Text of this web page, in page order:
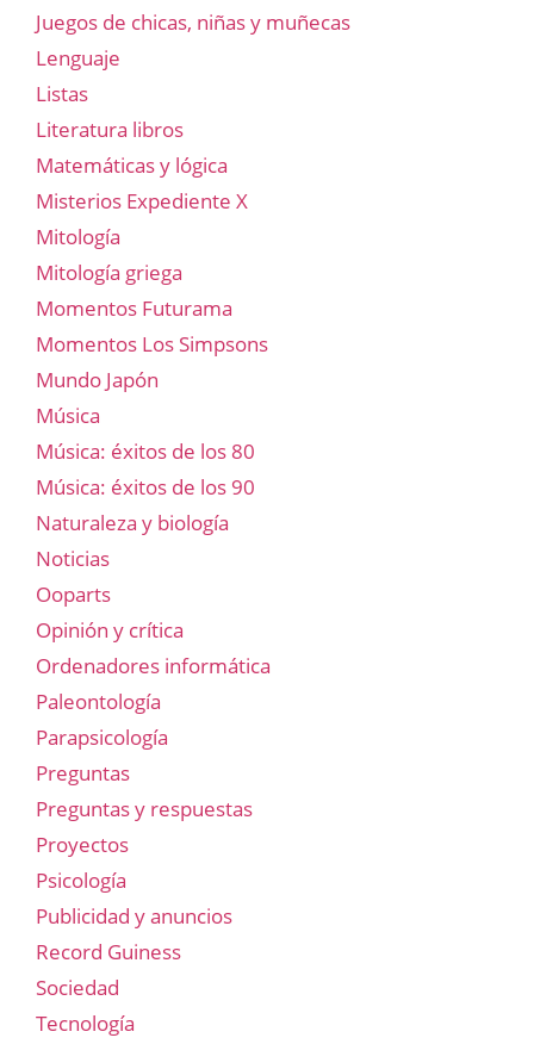
Juegos de chicas, niñas y muñecas
Lenguaje
Listas
Literatura libros
Matemáticas y lógica
Misterios Expediente X
Mitología
Mitología griega
Momentos Futurama
Momentos Los Simpsons
Mundo Japón
Música
Música: éxitos de los 80
Música: éxitos de los 90
Naturaleza y biología
Noticias
Ooparts
Opinión y crítica
Ordenadores informática
Paleontología
Parapsicología
Preguntas
Preguntas y respuestas
Proyectos
Psicología
Publicidad y anuncios
Record Guiness
Sociedad
Tecnología